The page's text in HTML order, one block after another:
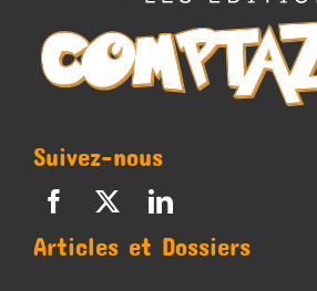
Suivez-nous
Articles et Dossiers